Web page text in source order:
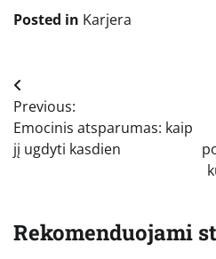
Posted in Karjera
Navigacija
tarp
įrašų
Previous:
Emocinis atsparumas: kaip
jį ugdyti kasdien
Rekomenduojami